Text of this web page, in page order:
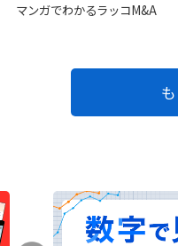
マンガでわかるラッコM&A